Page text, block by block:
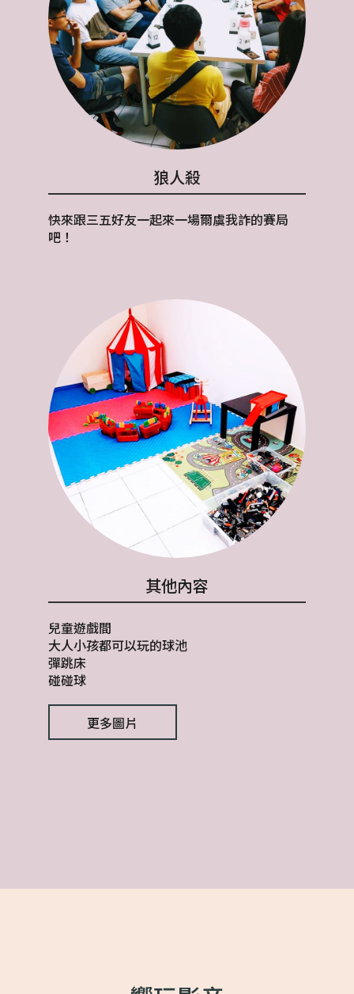
狼人殺
快來跟三五好友一起來一場爾虞我詐的賽局
吧！
其他內容
兒童遊戲間
大人小孩都可以玩的球池
彈跳床
碰碰球
更多圖片